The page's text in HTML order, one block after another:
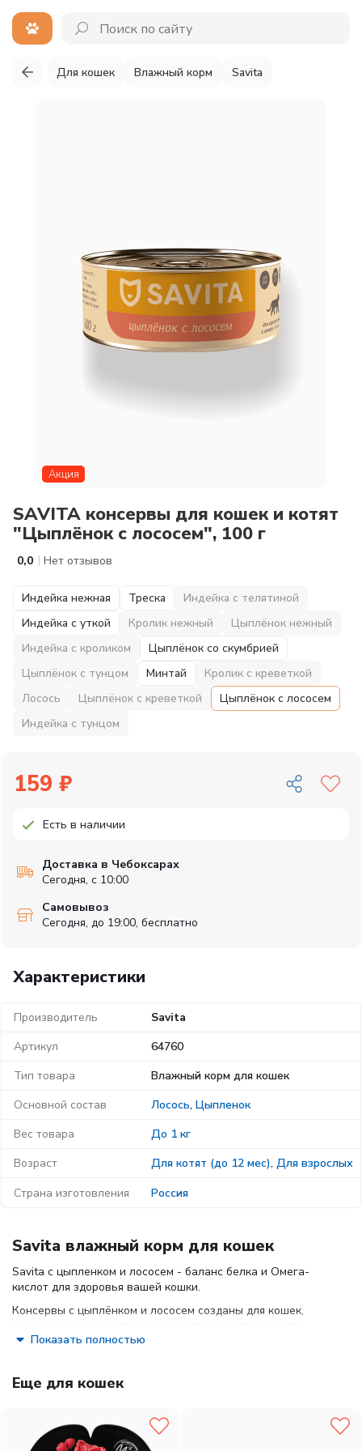
Для кошек Влажный корм Savita
Акция
SAVITA консервы для кошек и котят
"Цыплёнок с лососем", 100 г
0,0 | Нет отзывов
Индейка нежная Треска
Индейка с телятиной
Индейка с уткой
Кролик нежный
Цыплёнок нежный
Индейка с кроликом
Цыплёнок со скумбрией
Цыплёнок с тунцом
Минтай
Кролик с креветкой
Лосось
Цыплёнок с креветкой
Цыплёнок с лососем
Индейка с тунцом
Характеристики
Производитель
Savita
Артикул
64760
Тип товара
Влажный корм для кошек
Основной состав
Лосось, Цыпленок
Вес товара
До 1 кг
Возраст
Для котят (до 12 мес), Для взрослых
Страна изготовления
Россия
159 ₽
Есть в наличии
Доставка в Чебоксарах
Сегодня, с 10:00
Самовывоз
Сегодня, до 19:00, бесплатно
Savita влажный корм для кошек
Savita с цыпленком и лососем - баланс белка и Омега-
кислот для здоровья вашей кошки.
Консервы с цыплёнком и лососем созданы для кошек,
которым важно сочетание лёгкости и питательности.
Диетическое мясо цыпленка дополняет богатый Омега-3
шерсти и поддержания иммунитета.
Куриное филе 75%, лосось 15%, ягоды годжи, вода,
Показать полностью
Еще для кошек